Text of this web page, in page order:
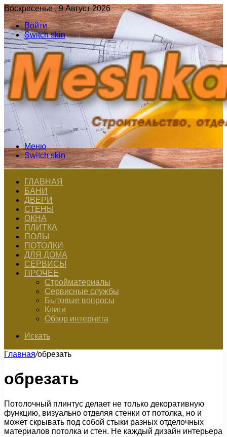
Воскресенье , 9 Август 2026
Войти
Switch skin
Меню
Switch skin
ГЛАВНАЯ
БАНИ
ДВЕРИ
СТЕНЫ
ОКНА
ПЛИТКА
ПОЛЫ
ПОТОЛКИ
ДЛЯ ДОМА
СЕРВИСЫ
ПРОЧЕЕ
Стройматериалы
Сервисные службы
Бытовые вопросы
Книги
Обзор интернета
Искать
Главная/обрезать
обрезать
Потолочный плинтус делает не только декоративную
функцию, визуально отделяя стенки от потолка, но и
может скрывать под собой стыки разных отделочных
материалов потолка и стен. Не каждый дизайн интерьера